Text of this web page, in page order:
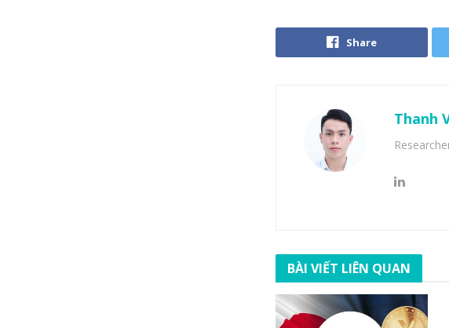
Share
Thanh
BÀI VIẾT LIÊN QUAN